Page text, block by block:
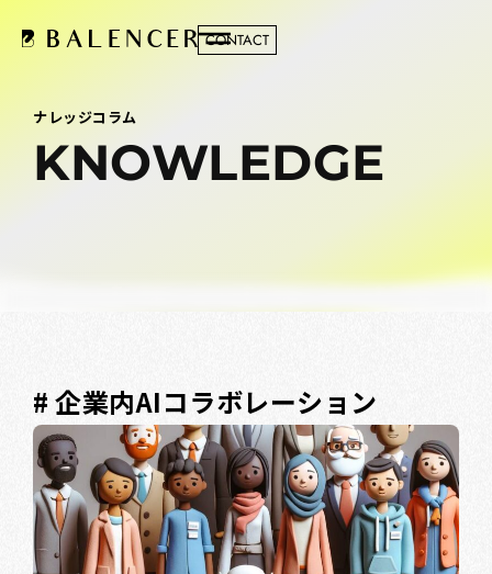
CONTACT
ナレッジコラム
KNOWLEDGE
# 企業内AIコラボレーション